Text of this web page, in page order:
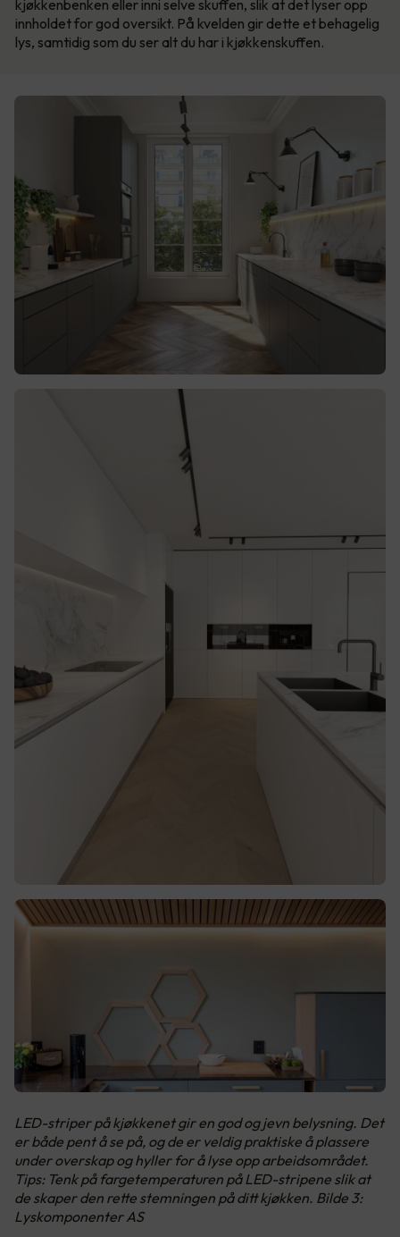
kjøkkenbenken eller inni selve skuffen, slik at det lyser opp
innholdet for god oversikt. På kvelden gir dette et behagelig
lys, samtidig som du ser alt du har i kjøkkenskuffen.
LED-striper på kjøkkenet gir en god og jevn belysning. Det
er både pent å se på, og de er veldig praktiske å plassere
under overskap og hyller for å lyse opp arbeidsområdet.
Tips: Tenk på fargetemperaturen på LED-stripene slik at
de skaper den rette stemningen på ditt kjøkken. Bilde 3:
Lyskomponenter AS